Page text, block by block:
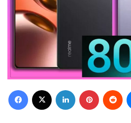
Facebook Linkedin Pinterest